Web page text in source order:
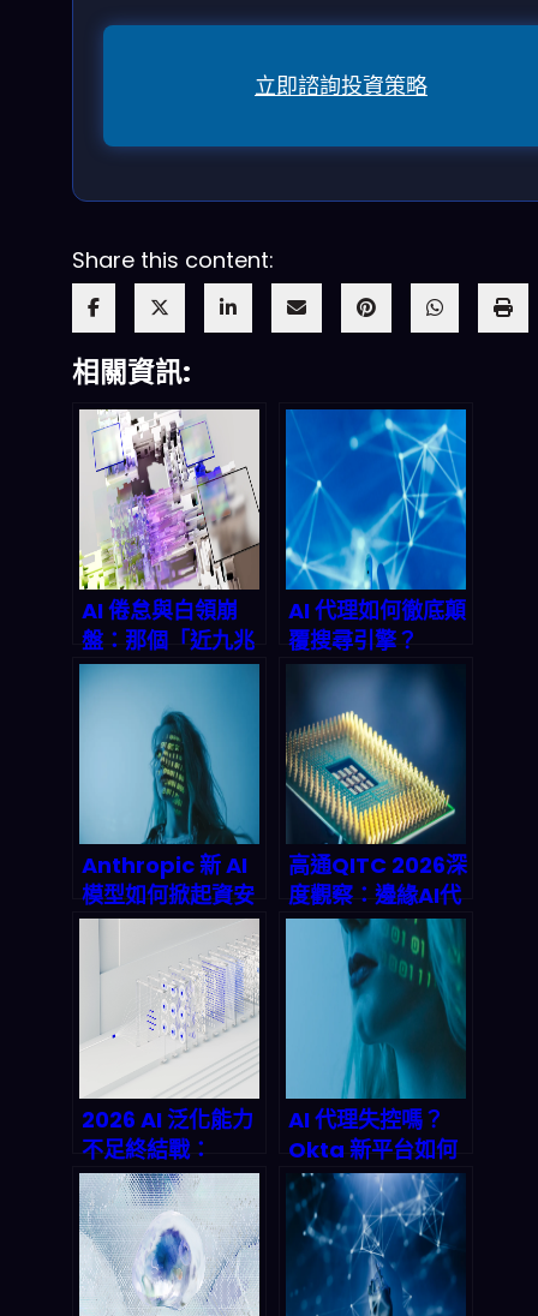
立即諮詢投資策略
Share this content:
相關資訊:
AI 倦怠與白領崩
盤：那個「近九兆
美元」的職場失
衡，會怎麼重塑
2026 產業鏈？
AI 代理如何徹底顛
覆搜尋引擎？
2026 年搜尋產業
最大變革完整解析
Anthropic 新 AI
模型如何掀起資安
風暴？2026 威脅
數據與企業必備對
策
高通QITC 2026深
度觀察：邊緣AI代
理系統如何重寫台
灣新創的全球競爭
2026 AI 泛化能力
不足終結戰：
Ensemble of
Distilled
Policies 策略如何
讓企業部署零痛
點、加速 ROI？
AI 代理失控嗎？
Okta 新平台如何
讓企業在 2026 年
重新奪回安全主導
權